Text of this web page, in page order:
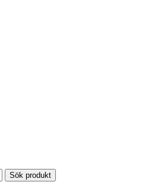
Sök produkt